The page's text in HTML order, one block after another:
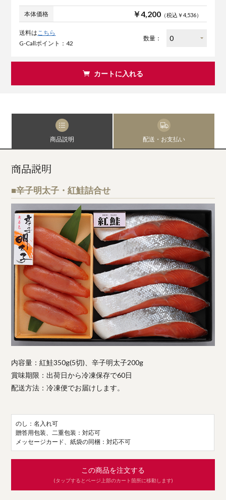
本体価格 ￥4,200（税込￥4,536）
送料はこちら
G-Callポイント：42
数量：
カートに入れる
商品説明 配送・お支払い
商品説明
■辛子明太子・紅鮭詰合せ
内容量：紅鮭350g(5切)、辛子明太子200g
賞味期限：出荷日から冷凍保存で60日
配送方法：冷凍便でお届けします。
のし：名入れ可
贈答用包装、二重包装：対応可
メッセージカード、紙袋の同梱：対応不可
この商品を注文する
(タップするとページ上部のカート箇所に移動します)